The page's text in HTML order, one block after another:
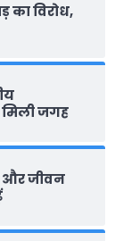
का विरोध,
मिली जगह
और जीवन